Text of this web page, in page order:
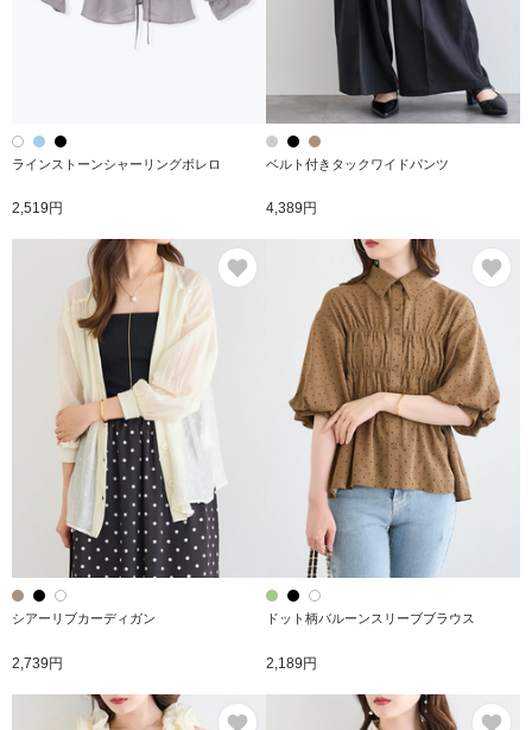
ラインストーンシャーリングボレロ
2,519円
ベルト付きタックワイドパンツ
4,389円
シアーリブカーディガン
2,739円
ドット柄バルーンスリーブブラウス
2,189円